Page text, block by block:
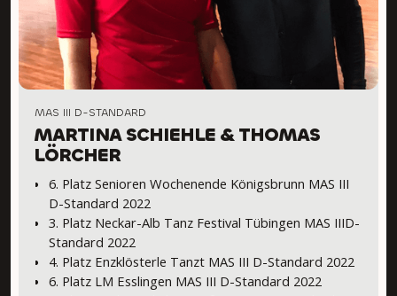
MAS III D-STANDARD
MARTINA SCHIEHLE & THOMAS
LÖRCHER
6. Platz Senioren Wochenende Königsbrunn MAS III
D-Standard 2022
3. Platz Neckar-Alb Tanz Festival Tübingen MAS IIID-
Standard 2022
4. Platz Enzklösterle Tanzt MAS III D-Standard 2022
6. Platz LM Esslingen MAS III D-Standard 2022